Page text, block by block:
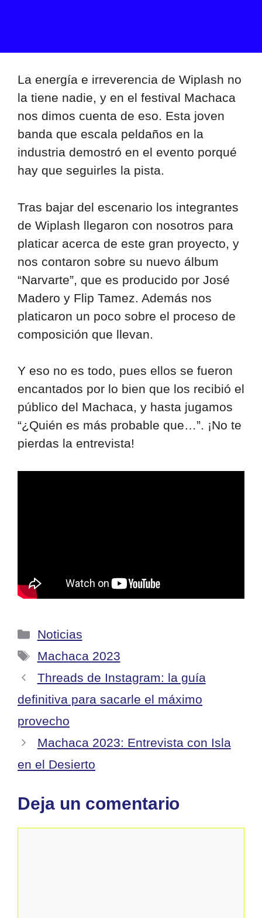
La energía e irreverencia de Wiplash no
la tiene nadie, y en el festival Machaca
nos dimos cuenta de eso. Esta joven
banda que escala peldaños en la
industria demostró en el evento porqué
hay que seguirles la pista.
Tras bajar del escenario los integrantes
de Wiplash llegaron con nosotros para
platicar acerca de este gran proyecto, y
nos contaron sobre su nuevo álbum
“Narvarte”, que es producido por José
Madero y Flip Tamez. Además nos
platicaron un poco sobre el proceso de
composición que llevan.
Y eso no es todo, pues ellos se fueron
encantados por lo bien que los recibió el
público del Machaca, y hasta jugamos
“¿Quién es más probable que…”. ¡No te
pierdas la entrevista!
Categorías
Noticias
Etiquetas
Machaca 2023
Threads de Instagram: la guía
definitiva para sacarle el máximo
provecho
Machaca 2023: Entrevista con Isla
en el Desierto
Deja un comentario